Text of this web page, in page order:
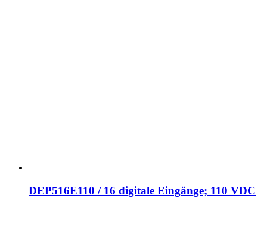
DEP516E110 / 16 digitale Eingänge; 110 VDC